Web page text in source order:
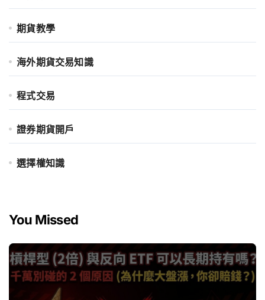
期貨教學
海外期貨交易知識
程式交易
證券期貨開戶
選擇權知識
You Missed